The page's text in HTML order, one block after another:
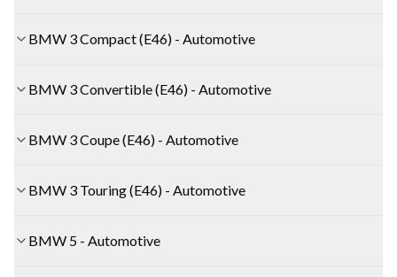
BMW 3 Compact (E46) - Automotive
BMW 3 Convertible (E46) - Automotive
BMW 3 Coupe (E46) - Automotive
BMW 3 Touring (E46) - Automotive
BMW 5 - Automotive